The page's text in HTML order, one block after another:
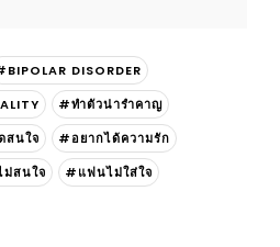
DISORDER
#ทำตัวน่ารำคาญ
สนใจ
#อยากได้ความรัก
สนใจ #แฟนไม่ใส่ใจ